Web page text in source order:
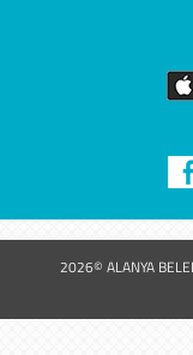
2026© ALANYA